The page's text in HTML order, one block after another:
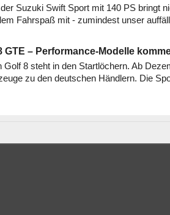
Suzuki Swift Sport mit 140 PS bringt
Fahrspaß mit - zumindest unser
GTE – Performance-Modelle
Golf 8 steht in den Startlöchern. Ab
zu den deutschen Händlern. Die